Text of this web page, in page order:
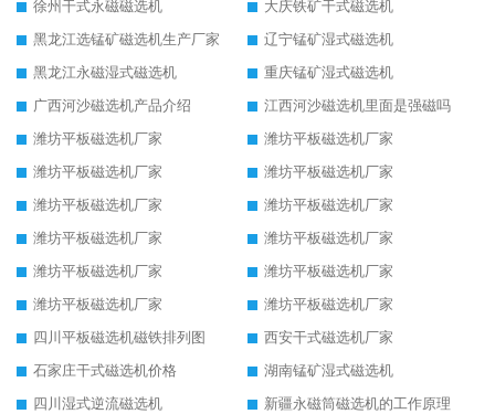
徐州干式永磁磁选机
大庆铁矿干式磁选机
黑龙江选锰矿磁选机生产厂家
辽宁锰矿湿式磁选机
黑龙江永磁湿式磁选机
重庆锰矿湿式磁选机
广西河沙磁选机产品介绍
江西河沙磁选机里面是强磁吗
潍坊平板磁选机厂家
潍坊平板磁选机厂家
潍坊平板磁选机厂家
潍坊平板磁选机厂家
潍坊平板磁选机厂家
潍坊平板磁选机厂家
潍坊平板磁选机厂家
潍坊平板磁选机厂家
潍坊平板磁选机厂家
潍坊平板磁选机厂家
潍坊平板磁选机厂家
潍坊平板磁选机厂家
四川平板磁选机磁铁排列图
西安干式磁选机厂家
石家庄干式磁选机价格
湖南锰矿湿式磁选机
四川湿式逆流磁选机
新疆永磁筒磁选机的工作原理